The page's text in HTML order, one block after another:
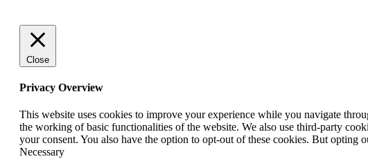
Close
Privacy Overview
This website uses cookies to improve your experience while you navigate
the working of basic functionalities of the website. We also use third-party
your consent. You also have the option to opt-out of these cookies. But opting
Necessary